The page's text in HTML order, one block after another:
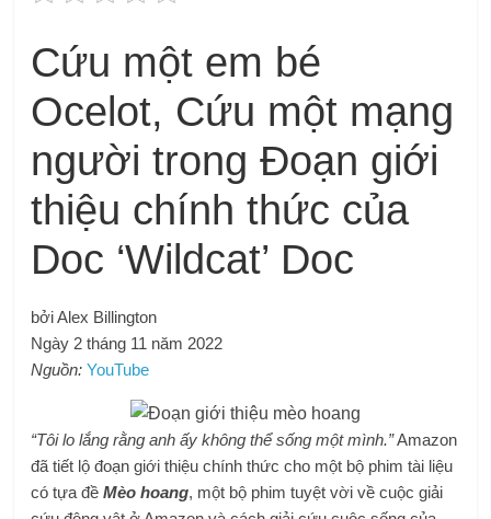
Cứu một em bé
Ocelot, Cứu một mạng
người trong Đoạn giới
thiệu chính thức của
Doc ‘Wildcat’ Doc
bởi Alex Billington
Ngày 2 tháng 11 năm 2022
Nguồn: YouTube
“Tôi lo lắng rằng anh ấy không thể sống một mình.”Amazon
đã tiết lộ đoạn giới thiệu chính thức cho một bộ phim tài liệu
có tựa đềMèo hoang, một bộ phim tuyệt vời về cuộc giải